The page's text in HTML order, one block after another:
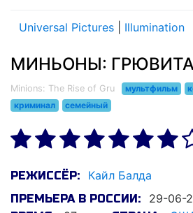
Universal Pictures Illumination
МИНЬОНЫ:
Minions: The Rise of Gru мультфильм
криминал
семейный
РЕЖИССЁР: Кайл Балда
ПРЕМЬЕРА В РОССИИ: 29-06-